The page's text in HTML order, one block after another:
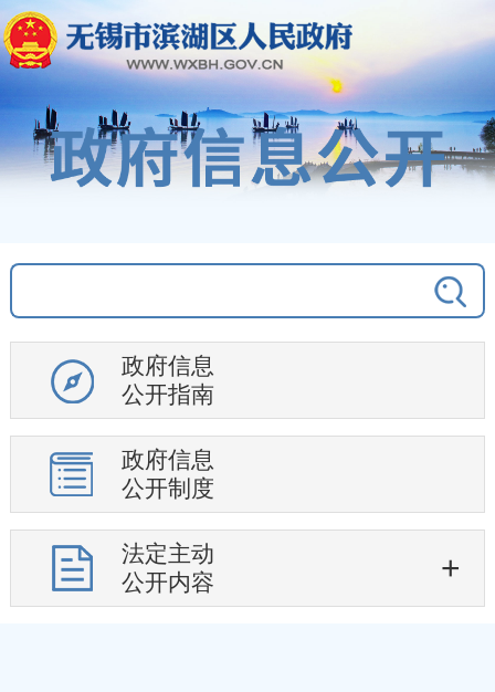
政府信息
公开指南
政府信息
公开制度
法定主动
公开内容